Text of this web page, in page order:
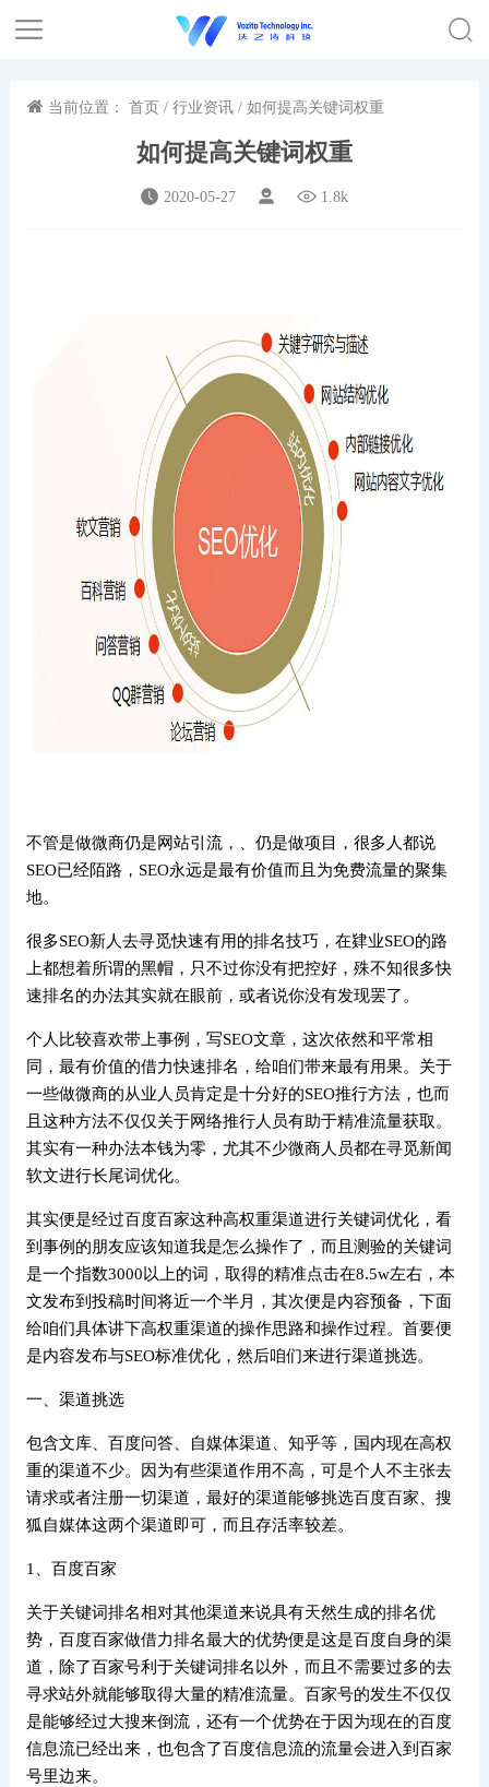
当前位置： 首页 / 行业资讯 / 如何提高关键词权重
如何提高关键词权重
2020-05-27 1.8k
不管是做微商仍是网站引流，、仍是做项目，很多人都说
SEO已经陌路，SEO永远是最有价值而且为免费流量的聚集
地。
很多SEO新人去寻觅快速有用的排名技巧，在肄业SEO的路
上都想着所谓的黑帽，只不过你没有把控好，殊不知很多快
速排名的办法其实就在眼前，或者说你没有发现罢了。
个人比较喜欢带上事例，写SEO文章，这次依然和平常相
同，最有价值的借力快速排名，给咱们带来最有用果。关于
一些做微商的从业人员肯定是十分好的SEO推行方法，也而
且这种方法不仅仅关于网络推行人员有助于精准流量获取。
其实有一种办法本钱为零，尤其不少微商人员都在寻觅新闻
软文进行长尾词优化。
其实便是经过百度百家这种高权重渠道进行关键词优化，看
到事例的朋友应该知道我是怎么操作了，而且测验的关键词
是一个指数3000以上的词，取得的精准点击在8.5w左右，本
文发布到投稿时间将近一个半月，其次便是内容预备，下面
给咱们具体讲下高权重渠道的操作思路和操作过程。首要便
是内容发布与SEO标准优化，然后咱们来进行渠道挑选。
一、渠道挑选
包含文库、百度问答、自媒体渠道、知乎等，国内现在高权
重的渠道不少。因为有些渠道作用不高，可是个人不主张去
请求或者注册一切渠道，最好的渠道能够挑选百度百家、搜
狐自媒体这两个渠道即可，而且存活率较差。
1、百度百家
关于关键词排名相对其他渠道来说具有天然生成的排名优
势，百度百家做借力排名最大的优势便是这是百度自身的渠
道，除了百家号利于关键词排名以外，而且不需要过多的去
寻求站外就能够取得大量的精准流量。百家号的发生不仅仅
是能够经过大搜来倒流，还有一个优势在于因为现在的百度
信息流已经出来，也包含了百度信息流的流量会进入到百家
号里边来。